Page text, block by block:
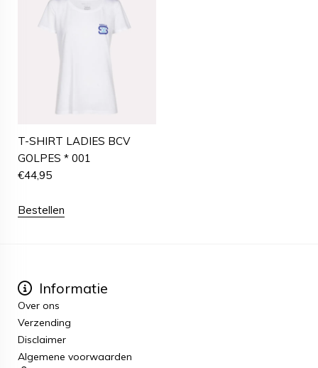
T-SHIRT LADIES BCV
GOLPES * 001
€44,95
Bestellen
Informatie
Over ons
Verzending
Disclaimer
Algemene voorwaarden